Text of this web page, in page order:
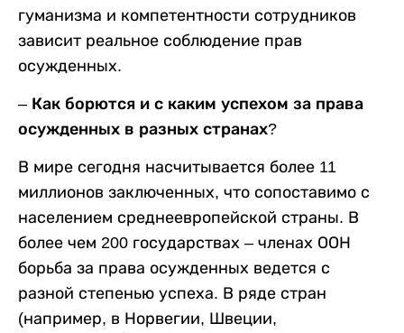
гуманизма и компетентности сотрудников
зависит реальное соблюдение прав
осужденных.
– Как борются и с каким успехом за права
осужденных в разных странах?
В мире сегодня насчитывается более 11
миллионов заключенных, что сопоставимо с
населением среднеевропейской страны. В
более чем 200 государствах – членах ООН
борьба за права осужденных ведется с
разной степенью успеха. В ряде стран
(например, в Норвегии, Швеции,